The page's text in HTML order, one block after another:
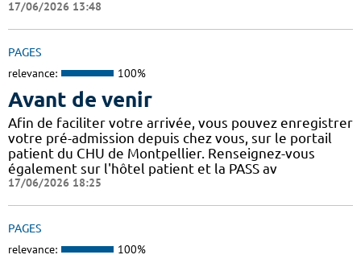
17/06/2026 13:48
PAGES
relevance: 100%
Avant de venir
Afin de faciliter votre arrivée, vous pouvez enregistrer
votre pré-admission depuis chez vous, sur le portail
patient du CHU de Montpellier. Renseignez-vous
également sur l'hôtel patient et la PASS av
17/06/2026 18:25
PAGES
relevance: 100%